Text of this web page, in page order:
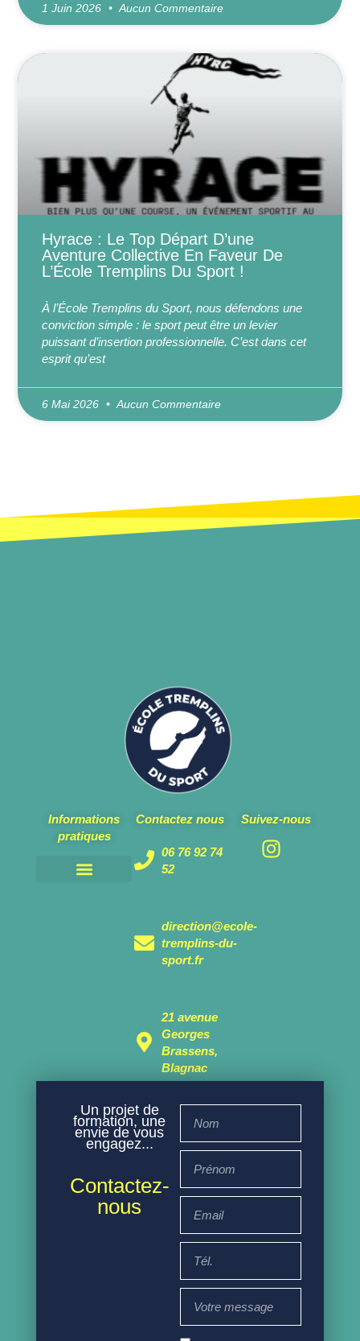
1 Juin 2026 Aucun Commentaire
Hyrace : Le Top Départ D’une
Aventure Collective En Faveur De
L’École Tremplins Du Sport !
À l’École Tremplins du Sport, nous défendons une
conviction simple : le sport peut être un levier
puissant d’insertion professionnelle. C’est dans cet
esprit qu’est
6 Mai 2026 Aucun Commentaire
Informations
pratiques
Contactez nous
06 76 92 74
52
direction@ecole-
tremplins-du-
sport.fr
21 avenue
Georges
Brassens,
Blagnac
Suivez-nous
Un projet de
formation, une
envie de vous
engagez...
Contactez-
nous